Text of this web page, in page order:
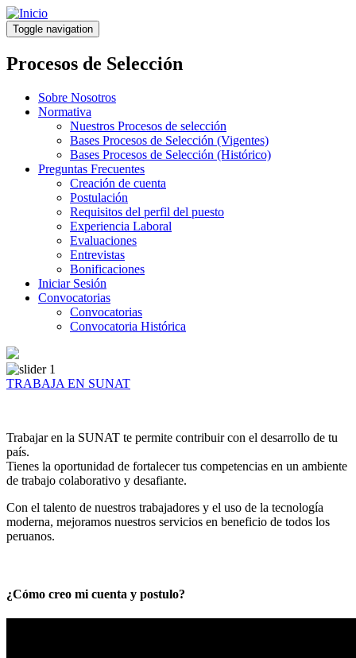
Pasar
al
contenido
principal
Toggle navigation
Procesos de Selección
Sobre Nosotros
Normativa
Nuestros Procesos de selección
Bases Procesos de Selección (Vigentes)
Bases Procesos de Selección (Histórico)
Preguntas Frecuentes
Creación de cuenta
Postulación
Requisitos del perfil del puesto
Experiencia Laboral
Evaluaciones
Entrevistas
Bonificaciones
Iniciar Sesión
Convocatorias
Convocatorias
Convocatoria Histórica
TRABAJA EN SUNAT
Trabajar en la SUNAT te permite contribuir con el desarrollo de tu
país.
Tienes la oportunidad de fortalecer tus competencias en un ambiente
de trabajo colaborativo y desafiante.
Con el talento de nuestros trabajadores y el uso de la tecnología
moderna, mejoramos nuestros servicios en beneficio de todos los
peruanos.
¿Cómo creo mi cuenta y postulo?